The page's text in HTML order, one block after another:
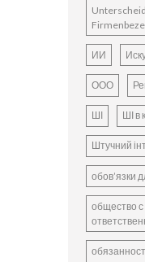
ИИ
ООО
ШІ ШІ в
Штучний
обов’язки
общество